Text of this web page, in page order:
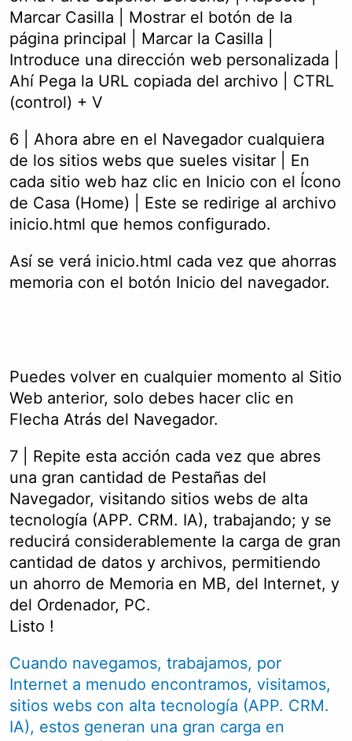
Marcar Casilla | Mostrar el botón de la
página principal | Marcar la Casilla |
Introduce una dirección web personalizada |
Ahí Pega la URL copiada del archivo | CTRL
(control) + V
6 | Ahora abre en el Navegador cualquiera
de los sitios webs que sueles visitar | En
cada sitio web haz clic en Inicio con el Ícono
de Casa (Home) | Este se redirige al archivo
inicio.html que hemos configurado.
Así se verá inicio.html cada vez que ahorras
memoria con el botón Inicio del navegador.
Puedes volver en cualquier momento al Sitio
Web anterior, solo debes hacer clic en
Flecha Atrás del Navegador.
7 | Repite esta acción cada vez que abres
una gran cantidad de Pestañas del
Navegador, visitando sitios webs de alta
tecnología (APP. CRM. IA), trabajando; y se
reducirá considerablemente la carga de gran
cantidad de datos y archivos, permitiendo
un ahorro de Memoria en MB, del Internet, y
del Ordenador, PC.
Listo !
Cuando navegamos, trabajamos, por
Internet a menudo encontramos, visitamos,
sitios webs con alta tecnología (APP. CRM.
IA), estos generan una gran carga en